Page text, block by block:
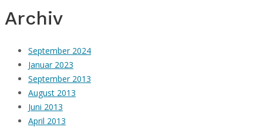
Archiv
September 2024
Januar 2023
September 2013
August 2013
Juni 2013
April 2013